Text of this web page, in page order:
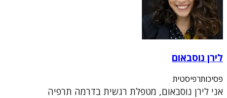
לירן נוסבאום
פסיכותרפיסטית
אני לירן נוסבאום, מטפלת רגשית בדרמה תרפיה